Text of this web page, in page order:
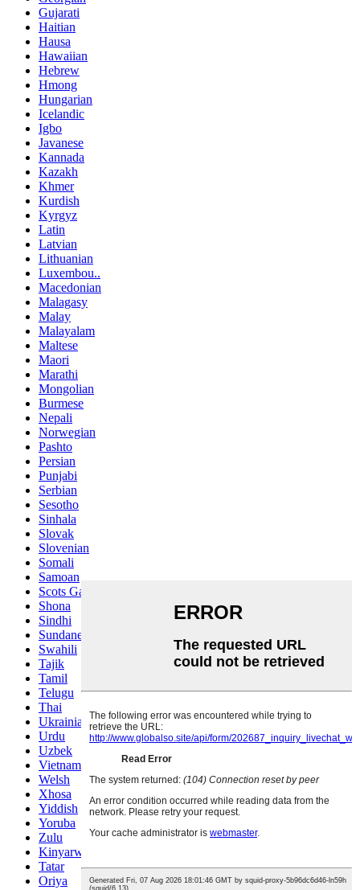
Gujarati
Haitian
Hausa
Hawaiian
Hebrew
Hmong
Hungarian
Icelandic
Igbo
Javanese
Kannada
Kazakh
Khmer
Kurdish
Kyrgyz
Latin
Latvian
Lithuanian
Luxembou..
Macedonian
Malagasy
Malay
Malayalam
Maltese
Maori
Marathi
Mongolian
Burmese
Nepali
Norwegian
Pashto
Persian
Punjabi
Serbian
Sesotho
Sinhala
Slovak
Slovenian
Somali
Samoan
Scots Gaelic
Shona
Sindhi
Sundanese
Swahili
Tajik
Tamil
Telugu
Thai
Ukrainian
Urdu
Uzbek
Vietnamese
Welsh
Xhosa
Yiddish
Yoruba
Zulu
Kinyarwanda
Tatar
Oriya